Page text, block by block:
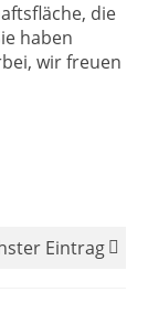
die
haben
wir freuen
Eintrag